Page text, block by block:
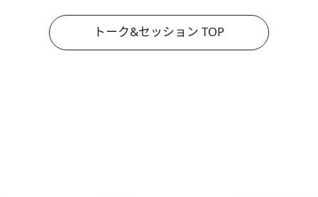
トーク&セッション TOP